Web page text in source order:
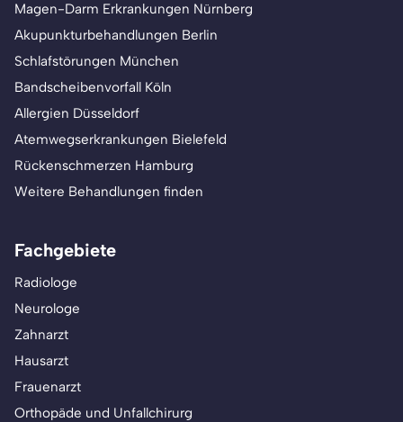
Magen-Darm Erkrankungen Nürnberg
Akupunkturbehandlungen Berlin
Schlafstörungen München
Bandscheibenvorfall Köln
Allergien Düsseldorf
Atemwegserkrankungen Bielefeld
Rückenschmerzen Hamburg
Weitere Behandlungen finden
Fachgebiete
Radiologe
Neurologe
Zahnarzt
Hausarzt
Frauenarzt
Orthopäde und Unfallchirurg